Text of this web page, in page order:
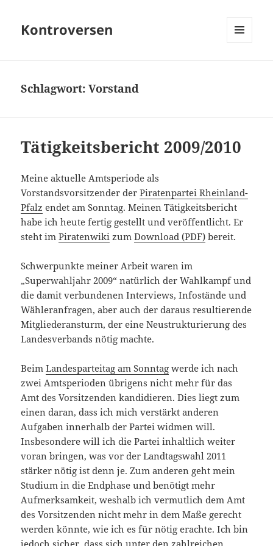
Kontroversen
Schlagwort:Vorstand
Tätigkeitsbericht 2009/2010
Meine aktuelle Amtsperiode als
Vorstandsvorsitzender derPiratenpartei Rheinland-
Pfalz endet am Sonntag. Meinen Tätigkeitsbericht
habe ich heute fertig gestellt und veröffentlicht. Er
steht imPiratenwiki zumDownload (PDF) bereit.
Schwerpunkte meiner Arbeit waren im
„Superwahljahr 2009“ natürlich der Wahlkampf und
die damit verbundenen Interviews, Infostände und
Wähleranfragen, aber auch der daraus resultierende
Mitgliederansturm, der eine Neustrukturierung des
Landesverbands nötig machte.
BeimLandesparteitag am Sonntag werde ich nach
zwei Amtsperioden übrigens nicht mehr für das
Amt des Vorsitzenden kandidieren. Dies liegt zum
einen daran, dass ich mich verstärkt anderen
Aufgaben innerhalb der Partei widmen will.
Insbesondere will ich die Partei inhaltlich weiter
voran bringen, was vor der Landtagswahl 2011
stärker nötig ist denn je. Zum anderen geht mein
Studium in die Endphase und benötigt mehr
Aufmerksamkeit, weshalb ich vermutlich dem Amt
des Vorsitzenden nicht mehr in dem Maße gerecht
werden könnte, wie ich es für nötig erachte. Ich bin